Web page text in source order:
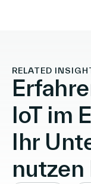
RELATED
IoT im
Ihr
nutzen